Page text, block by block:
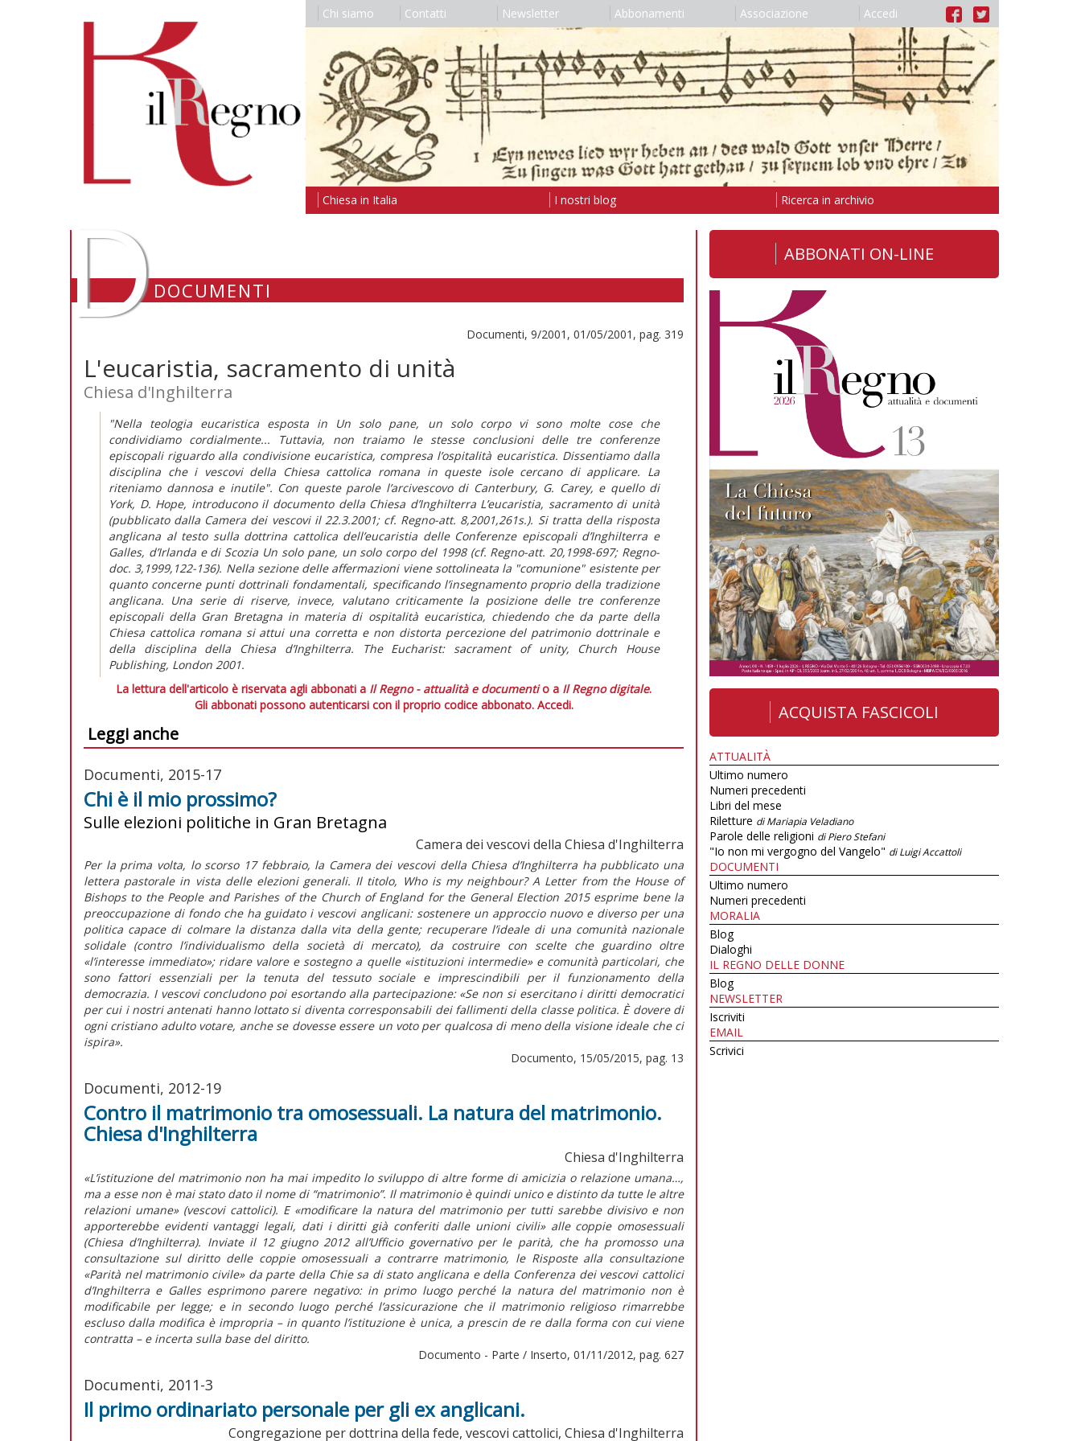
Chi siamo Contatti Newsletter Abbonamenti Associazione Accedi
Chiesa in Italia I nostri blog Ricerca in archivio
DDOCUMENTI
Documenti, 9/2001, 01/05/2001, pag. 319
L'eucaristia, sacramento di unità
Chiesa d'Inghilterra
"Nella teologia eucaristica esposta in Un solo pane, un solo corpo vi sono molte cose che
condividiamo cordialmente... Tuttavia, non traiamo le stesse conclusioni delle tre conferenze
episcopali riguardo alla condivisione eucaristica, compresa l’ospitalità eucaristica. Dissentiamo dalla
disciplina che i vescovi della Chiesa cattolica romana in queste isole cercano di applicare. La
riteniamo dannosa e inutile". Con queste parole l’arcivescovo di Canterbury, G. Carey, e quello di
York, D. Hope, introducono il documento della Chiesa d’Inghilterra L’eucaristia, sacramento di unità
(pubblicato dalla Camera dei vescovi il 22.3.2001; cf. Regno-att. 8,2001,261s.). Si tratta della risposta
anglicana al testo sulla dottrina cattolica dell’eucaristia delle Conferenze episcopali d’Inghilterra e
Galles, d’Irlanda e di Scozia Un solo pane, un solo corpo del 1998 (cf. Regno-att. 20,1998-697; Regno-
doc. 3,1999,122-136). Nella sezione delle affermazioni viene sottolineata la "comunione" esistente per
quanto concerne punti dottrinali fondamentali, specificando l’insegnamento proprio della tradizione
anglicana. Una serie di riserve, invece, valutano criticamente la posizione delle tre conferenze
episcopali della Gran Bretagna in materia di ospitalità eucaristica, chiedendo che da parte della
Chiesa cattolica romana si attui una corretta e non distorta percezione del patrimonio dottrinale e
della disciplina della Chiesa d’Inghilterra. The Eucharist: sacrament of unity, Church House
Publishing, London 2001.
La lettura dell'articolo è riservata agli abbonati a Il Regno - attualità e documentio a Il Regno digitale.
Gli abbonati possono autenticarsi con il proprio codice abbonato. Accedi.
Leggi anche
Documenti, 2015-17
Chi è il mio prossimo?
Sulle elezioni politiche in Gran Bretagna
Camera dei vescovi della Chiesa d'Inghilterra
Per la prima volta, lo scorso 17 febbraio, la Camera dei vescovi della Chiesa d’Inghilterra ha pubblicato una
lettera pastorale in vista delle elezioni generali. Il titolo, Who is my neighbour? A Letter from the House of
Bishops to the People and Parishes of the Church of England for the General Election 2015 esprime bene la
preoccupazione di fondo che ha guidato i vescovi anglicani: sostenere un approccio nuovo e diverso per una
politica capace di colmare la distanza dalla vita della gente; recuperare l’ideale di una comunità nazionale
solidale (contro l’individualismo della società di mercato), da costruire con scelte che guardino oltre
«l’interesse immediato»; ridare valore e sostegno a quelle «istituzioni intermedie» e comunità particolari, che
sono fattori essenziali per la tenuta del tessuto sociale e imprescindibili per il funzionamento della
democrazia. I vescovi concludono poi esortando alla partecipazione: «Se non si esercitano i diritti democratici
per cui i nostri antenati hanno lottato si diventa corresponsabili dei fallimenti della classe politica. È dovere di
ogni cristiano adulto votare, anche se dovesse essere un voto per qualcosa di meno della visione ideale che ci
ispira».
Documento, 15/05/2015, pag. 13
Documenti, 2012-19
Contro il matrimonio tra omosessuali. La natura del matrimonio.
Chiesa d'Inghilterra
Chiesa d'Inghilterra
«L’istituzione del matrimonio non ha mai impedito lo sviluppo di altre forme di amicizia o relazione umana…,
ma a esse non è mai stato dato il nome di “matrimonio”. Il matrimonio è quindi unico e distinto da tutte le altre
relazioni umane» (vescovi cattolici). E «modificare la natura del matrimonio per tutti sarebbe divisivo e non
apporterebbe evidenti vantaggi legali, dati i diritti già conferiti dalle unioni civili» alle coppie omosessuali
(Chiesa d’Inghilterra). Inviate il 12 giugno 2012 all’Ufficio governativo per le parità, che ha promosso una
consultazione sul diritto delle coppie omosessuali a contrarre matrimonio, le Risposte alla consultazione
«Parità nel matrimonio civile» da parte della Chie sa di stato anglicana e della Conferenza dei vescovi cattolici
d’Inghilterra e Galles esprimono parere negativo: in primo luogo perché la natura del matrimonio non è
modificabile per legge; e in secondo luogo perché l’assicurazione che il matrimonio religioso rimarrebbe
escluso dalla modifica è impropria – in quanto l’istituzione è unica, a prescin de re dalla forma con cui viene
contratta – e incerta sulla base del diritto.
Documento - Parte / Inserto, 01/11/2012, pag. 627
Documenti, 2011-3
Il primo ordinariato personale per gli ex anglicani.
Congregazione per dottrina della fede, vescovi cattolici, Chiesa d'Inghilterra
ABBONATI ON-LINE
ACQUISTA FASCICOLI
ATTUALITÀ
Ultimo numero
Numeri precedenti
Libri del mese
Riletture di Mariapia Veladiano
Parole delle religioni di Piero Stefani
"Io non mi vergogno del Vangelo" di Luigi Accattoli
DOCUMENTI
Ultimo numero
Numeri precedenti
MORALIA
Blog
Dialoghi
IL REGNO DELLE DONNE
Blog
NEWSLETTER
Iscriviti
EMAIL
Scrivici